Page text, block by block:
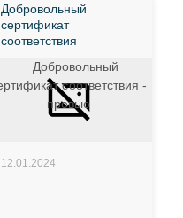
Добровольный
сертификат
соответствия
12.01.2024